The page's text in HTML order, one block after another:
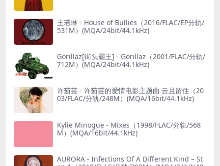
王若琳 - House of Bullies（2016/FLAC/EP分轨/
531M）(MQA/24bit/44.1kHz)
Gorillaz[街头霸王] - Gorillaz（2001/FLAC/分轨/
712M）(MQA/24bit/44.1kHz)
许茹芸 - 许茹芸的爱情电影主题曲 云且留住（20
03/FLAC/分轨/248M）(MQA/16bit/44.1kHz)
Kylie Minogue - Mixes（1998/FLAC/分轨/568
M）(MQA/16bit/44.1kHz)
AURORA - Infections Of A Different Kind – St